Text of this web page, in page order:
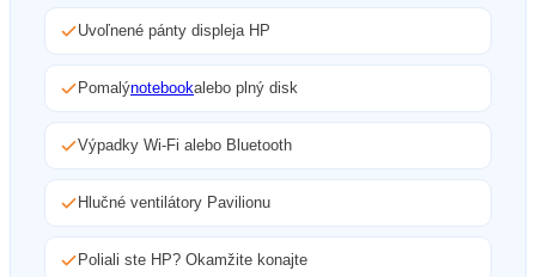
Uvoľnené pánty displeja HP
Pomalýnotebookalebo plný disk
Výpadky Wi-Fi alebo Bluetooth
Hlučné ventilátory Pavilionu
Poliali ste HP? Okamžite konajte